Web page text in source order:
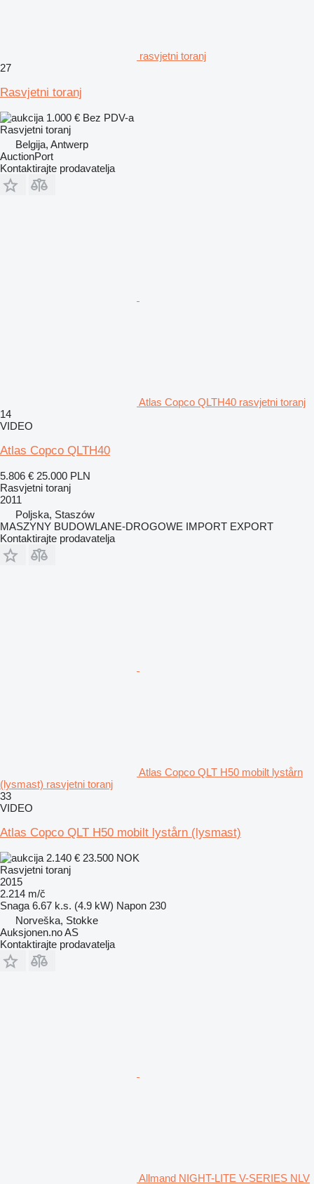
rasvjetni toranj
27
Rasvjetni toranj
1.000 € Bez PDV-a
Rasvjetni toranj
Belgija, Antwerp
AuctionPort
Kontaktirajte prodavatelja
Atlas Copco QLTH40 rasvjetni toranj
14
VIDEO
Atlas Copco QLTH40
5.806 € 25.000 PLN
Rasvjetni toranj
2011
Poljska, Staszów
MASZYNY BUDOWLANE-DROGOWE IMPORT EXPORT
Kontaktirajte prodavatelja
Atlas Copco QLT H50 mobilt lystårn
(lysmast) rasvjetni toranj
33
VIDEO
Atlas Copco QLT H50 mobilt lystårn (lysmast)
2.140 € 23.500 NOK
Rasvjetni toranj
2015
2.214 m/č
Snaga 6.67 k.s. (4.9 kW) Napon 230
Norveška, Stokke
Auksjonen.no AS
Kontaktirajte prodavatelja
Allmand NIGHT-LITE V-SERIES NLV